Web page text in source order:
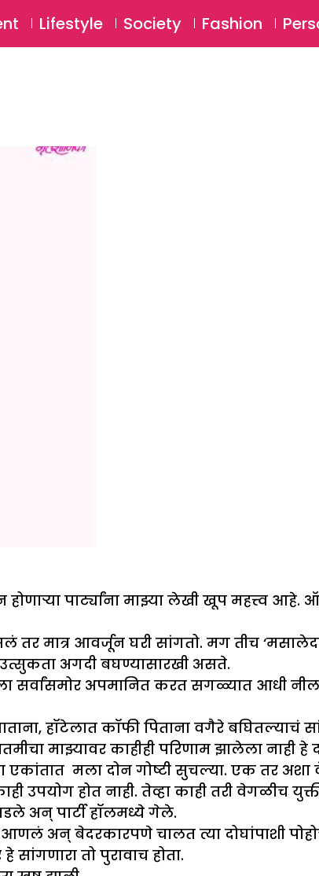
SUBSCRIBE Login
Lifestyle Society Fashion
पार्ट्यांना माझ्या लेखी खूप महत्त्व
तर मात्र आवर्जून घरी सांगतो. मग तीच
उत्सुकता अगदी बघण्यासारखी असते.
सर्वांसमोर अपमानित करत सगळ्यात आधी
हॉटेलात कॉफी पिताना वगैरे
माझ्यावर काहीही परिणाम झालेला नाही
मला दोन गोष्टी सुचल्या. एक तर
होत नाही. तेव्हा काही तरी वेगळीच
अन् पार्टी हॉलमध्ये गेले.
अन् बेदरकारपणे चालत त्या दोघांपाशी
तो पुरावाच होता.